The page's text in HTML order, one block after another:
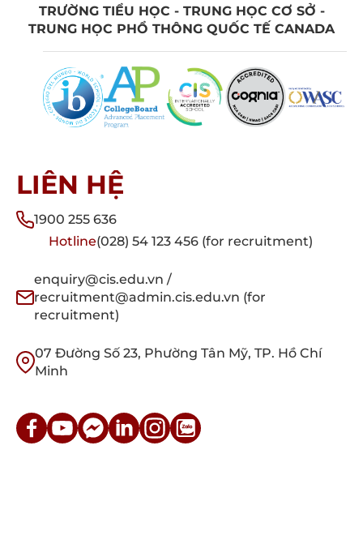
TRƯỜNG TIỂU HỌC - TRUNG HỌC CƠ SỞ -
TRUNG HỌC PHỔ THÔNG QUỐC TẾ CANADA
LIÊN HỆ
1900 255 636
Hotline(028) 54 123 456 (for recruitment)
enquiry@cis.edu.vn /
recruitment@admin.cis.edu.vn (for
recruitment)
07 Đường Số 23, Phường Tân Mỹ, TP. Hồ Chí
Minh